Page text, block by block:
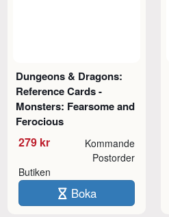
Dungeons & Dragons:
Reference Cards -
Monsters: Fearsome and
Ferocious
279 kr Kommande
Butiken
Postorder
Boka